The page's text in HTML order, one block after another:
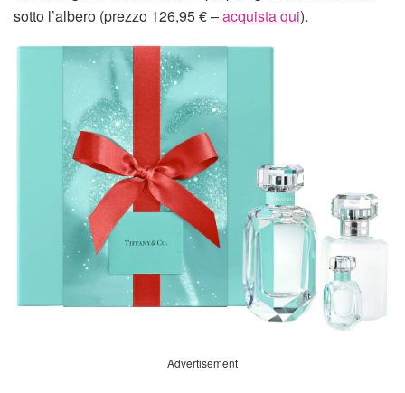
sotto l’albero (prezzo 126,95 € –acquista qui).
Advertisement